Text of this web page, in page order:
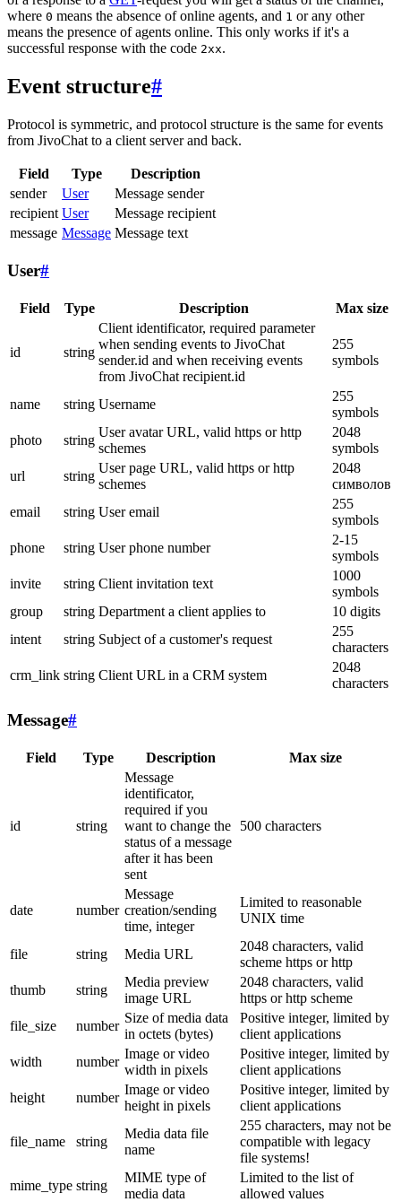
where 0 means the absence of online agents, and 1 or any other
means the presence of agents online. This only works if it's a
successful response with the code 2xx.
Event structure#
Protocol is symmetric, and protocol structure is the same for events
from JivoChat to a client server and back.
Field Type
Description
sender
User
Message sender
recipient User
Message recipient
message Message Message text
User#
Field Type Description Max size
id string
Client identificator, required parameter
when sending events to JivoChat
sender.id and when receiving events
from JivoChat recipient.id
255
symbols
name string Username
255
symbols
photo
string
User avatar URL, valid https or http
schemes
2048
symbols
url
string
User page URL, valid https or http
schemes
2048
символов
email
string User email
255
symbols
phone
string User phone number
2-15
symbols
invite
string Client invitation text
1000
symbols
group
string Department a client applies to
10 digits
intent
string Subject of a customer's request
255
characters
crm_link string Client URL in a CRM system
2048
characters
Message#
Field Type Description Max size
id string
Message
identificator,
required if you
want to change the
status of a message
after it has been
sent
500 characters
date number
Message
creation/sending
time, integer
Limited to reasonable
UNIX time
file string Media URL
2048 characters, valid
scheme https or http
thumb
string
Media preview
image URL
2048 characters, valid
https or http scheme
file_size
number
Size of media data
in octets (bytes)
Positive integer, limited by
client applications
width
number
Image or video
width in pixels
Positive integer, limited by
client applications
height
number
Image or video
height in pixels
Positive integer, limited by
client applications
file_name string
Media data file
name
255 characters, may not be
compatible with legacy
file systems!
mime_type string
MIME type of
media data
Limited to the list of
allowed values